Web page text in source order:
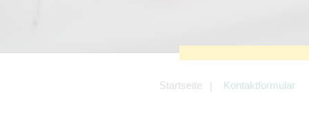
Startseite Kontaktformular
Angebotes einschließlich der
Angeboten von z.B. Facebook und